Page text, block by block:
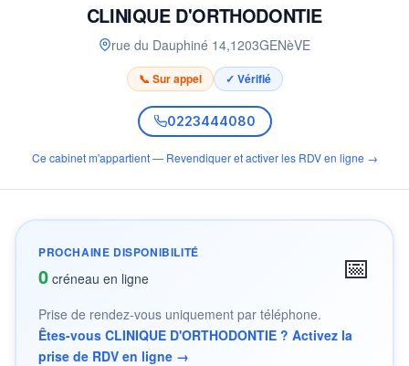
CLINIQUE D'ORTHODONTIE
rue du Dauphiné 14,1203GENèVE
📞 Sur appel ✓ Vérifié
0223444080
Ce cabinet m'appartient — Revendiquer et activer les RDV en ligne →
PROCHAINE DISPONIBILITÉ
0 créneau en ligne 📅
Prise de rendez-vous uniquement par téléphone.
Êtes-vous CLINIQUE D'ORTHODONTIE ? Activez la
prise de RDV en ligne →